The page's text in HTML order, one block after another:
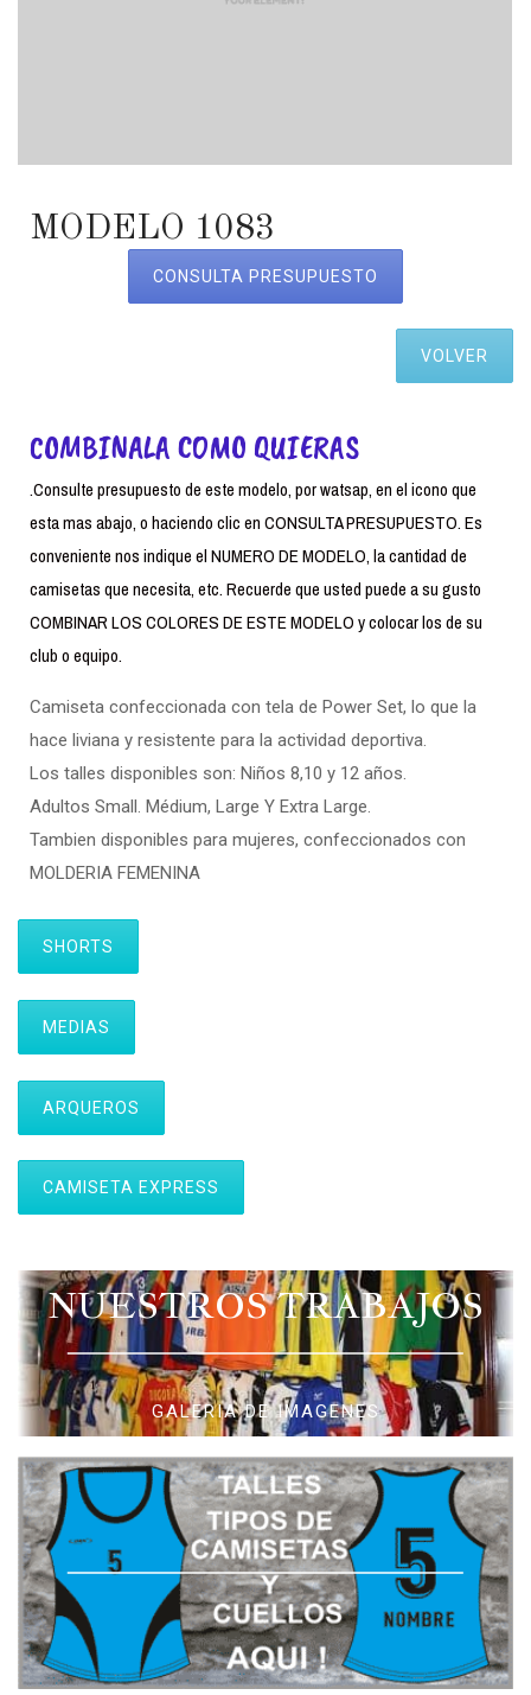
MODELO 1083
CONSULTA PRESUPUESTO
VOLVER
COMBINALA COMO QUIERAS
.Consulte presupuesto de este modelo, por watsap, en el icono que
esta mas abajo, o haciendo clic en CONSULTA PRESUPUESTO. Es
conveniente nos indique el NUMERO DE MODELO, la cantidad de
camisetas que necesita, etc. Recuerde que usted puede a su gusto
COMBINAR LOS COLORES DE ESTE MODELO y colocar los de su
club o equipo.
Camiseta confeccionada con tela de Power Set, lo que la
hace liviana y resistente para la actividad deportiva.
Los talles disponibles son: Niños 8,10 y 12 años.
Adultos Small. Médium, Large Y Extra Large.
Tambien disponibles para mujeres, confeccionados con
MOLDERIA FEMENINA
SHORTS
MEDIAS
ARQUEROS
CAMISETA EXPRESS
NUESTROS TRABAJOS
GALERIA DE IMAGENES